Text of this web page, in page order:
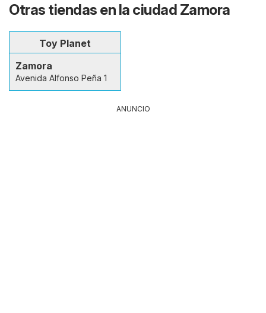
Otras tiendas en la ciudad Zamora
Toy Planet
Zamora
Avenida Alfonso Peña 1
ANUNCIO